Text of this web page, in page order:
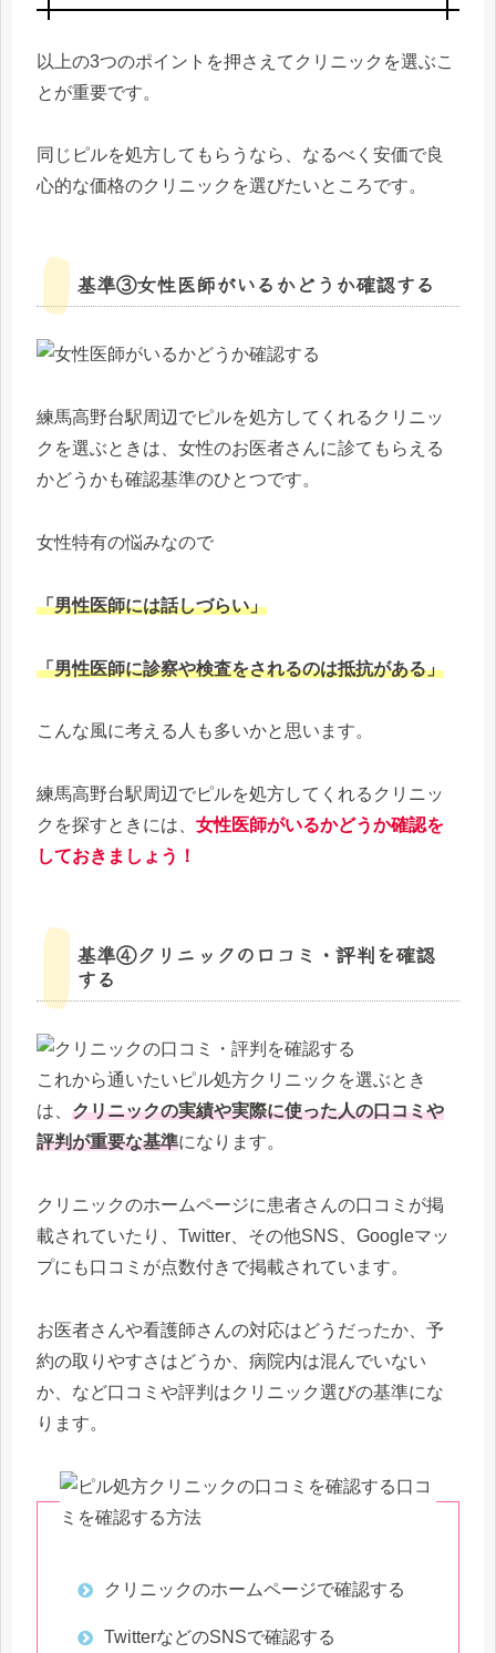
以上の3つのポイントを押さえてクリニックを選ぶこ
とが重要です。
同じピルを処方してもらうなら、なるべく安価で良
心的な価格のクリニックを選びたいところです。
基準③女性医師がいるかどうか確認する
練馬高野台駅周辺でピルを処方してくれるクリニッ
クを選ぶときは、女性のお医者さんに診てもらえる
かどうかも確認基準のひとつです。
女性特有の悩みなので
「男性医師には話しづらい」
「男性医師に診察や検査をされるのは抵抗がある」
こんな風に考える人も多いかと思います。
練馬高野台駅周辺でピルを処方してくれるクリニッ
クを探すときには、 女性医師がいるかどうか確認を
しておきましょう！
基準④クリニックの口コミ・評判を確認
する
これから通いたいピル処方クリニックを選ぶとき
は、 クリニックの実績や実際に使った人の口コミや
評判が重要な基準になります。
クリニックのホームページに患者さんの口コミが掲
載されていたり、Twitter、その他SNS、Googleマッ
プにも口コミが点数付きで掲載されています。
お医者さんや看護師さんの対応はどうだったか、予
約の取りやすさはどうか、病院内は混んでいない
か、など口コミや評判はクリニック選びの基準にな
ります。
口コ
ミを確認する方法
クリニックのホームページで確認する
TwitterなどのSNSで確認する